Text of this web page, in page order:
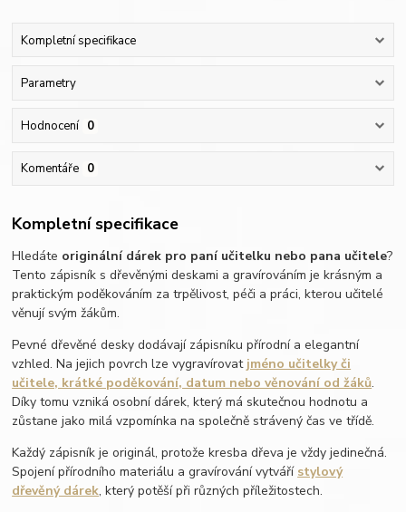
Kompletní specifikace
Parametry
Hodnocení 0
Komentáře 0
Kompletní specifikace
Hledáte originální dárek pro paní učitelku nebo pana učitele?
Tento zápisník s dřevěnými deskami a gravírováním je krásným a
praktickým poděkováním za trpělivost, péči a práci, kterou učitelé
věnují svým žákům.
Pevné dřevěné desky dodávají zápisníku přírodní a elegantní
vzhled. Na jejich povrch lze vygravírovat jméno učitelky či
učitele, krátké poděkování, datum nebo věnování od žáků.
Díky tomu vzniká osobní dárek, který má skutečnou hodnotu a
zůstane jako milá vzpomínka na společně strávený čas ve třídě.
Každý zápisník je originál, protože kresba dřeva je vždy jedinečná.
Spojení přírodního materiálu a gravírování vytváří stylový
dřevěný dárek, který potěší při různých příležitostech.